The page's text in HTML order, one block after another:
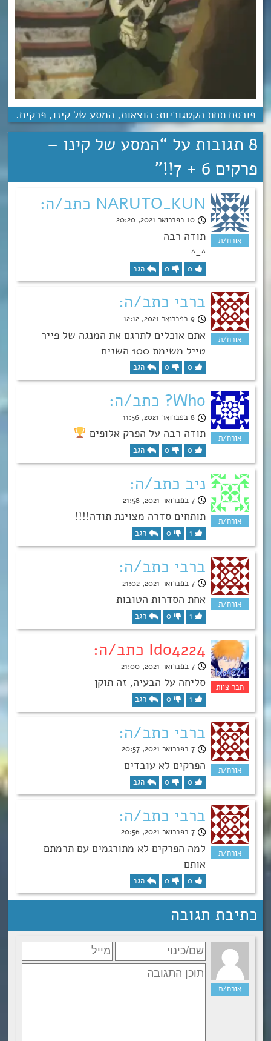
פורסם תחת הקטגוריות: הוצאות, המסע של קינו, פרקים.
8 תגובות על “
המסע של קינו –
פרקים 6 + 7!!
”
NARUTO_KUN כתב/ה:
10 בפברואר 2021, 20:20
תודה רבה
^_^
0
0 הגב
ברבי כתב/ה:
9 בפברואר 2021, 12:12
אתם אוכלים לתרגם את המנגה של פייר
טייל משימת 100 השנים
0
0 הגב
Who? כתב/ה:
8 בפברואר 2021, 11:56
תודה רבה על הפרק אלופים
0
0 הגב
ניב כתב/ה:
7 בפברואר 2021, 21:58
תותחים סדרה מצוינת תודה!!!!
1
0 הגב
ברבי כתב/ה:
7 בפברואר 2021, 21:02
אחת הסדרות הטובות
1
0 הגב
Ido4224 כתב/ה:
7 בפברואר 2021, 21:00
סליחה על הבעיה, זה תוקן
1
0 הגב
ברבי כתב/ה:
7 בפברואר 2021, 20:57
הפרקים לא עובדים
0
0 הגב
ברבי כתב/ה:
7 בפברואר 2021, 20:56
למה הפרקים לא מתורגמים עם תרמתם
אותם
0
0 הגב
כתיבת תגובה